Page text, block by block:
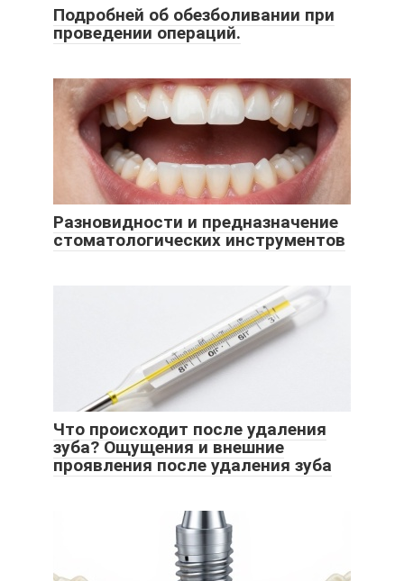
Подробней об обезболивании при
проведении операций.
Разновидности и предназначение
стоматологических инструментов
Что происходит после удаления
зуба? Ощущения и внешние
проявления после удаления зуба